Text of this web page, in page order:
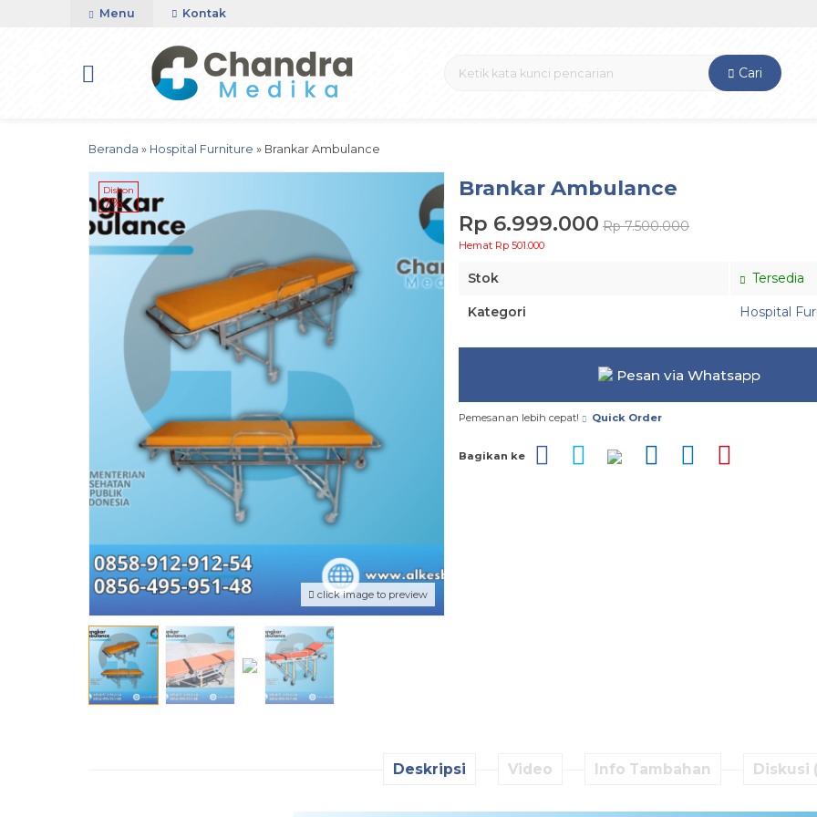
Menu Kontak
Cari
Beranda » Hospital Furniture » Brankar Ambulance
click image to preview
Diskon
7%
Brankar Ambulance
Rp 6.999.000 Rp 7.500.000
Hemat Rp 501.000
Stok Tersedia
Kategori Hospital
Pesan via Whatsapp
Pemesanan lebih cepat! Quick Order
Bagikan ke
Deskripsi Video Info Tambahan Diskusi